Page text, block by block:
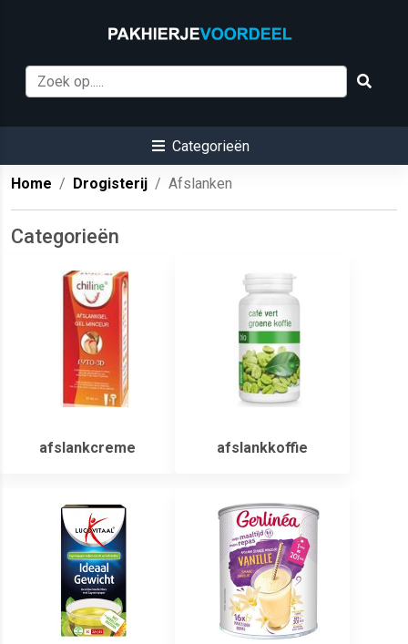
Categorieën
Home Drogisterij Afslanken
Categorieën
afslankcreme afslankkoffie